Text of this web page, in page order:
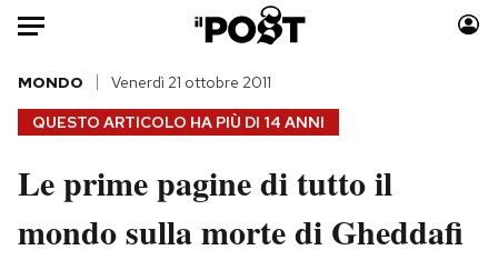
Auto
HOME
Italia
Politica
Moda
Consumismi
QUESTO ARTICOLO HA PIÙ DI 14 ANNI
MONDO Venerdì 21 ottobre 2011
Le prime pagine di tutto il
mondo sulla morte di Gheddafi